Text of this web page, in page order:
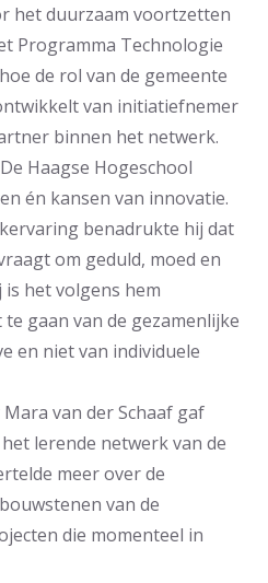
het duurzaam voortzetten
Programma Technologie
de rol van de gemeente
van initiatiefnemer
binnen het netwerk.
Haagse Hogeschool
én kansen van innovatie.
benadrukte hij dat
om geduld, moed en
is het volgens hem
gaan van de gezamenlijke
en niet van individuele
van der Schaaf gaf
lerende netwerk van de
meer over de
van de
die momenteel in